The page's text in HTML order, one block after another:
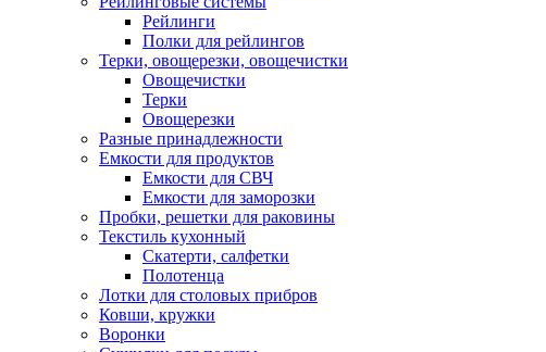
Рейлинги
Полки для рейлингов
Терки, овощерезки, овощечистки
Овощечистки
Терки
Овощерезки
Разные принадлежности
Емкости для продуктов
Емкости для СВЧ
Емкости для заморозки
Пробки, решетки для раковины
Текстиль кухонный
Скатерти, салфетки
Полотенца
Лотки для столовых прибров
Ковши, кружки
Воронки